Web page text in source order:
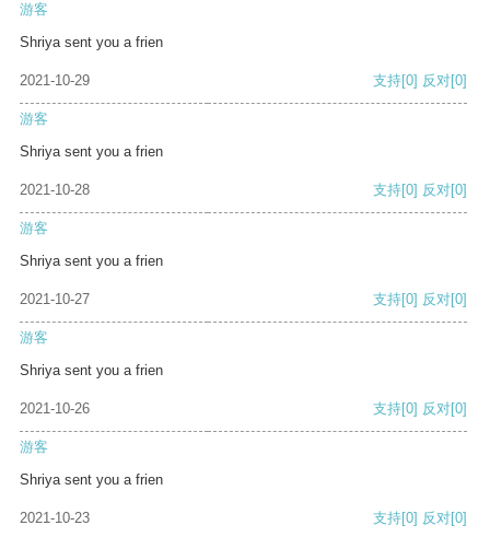
游客
Shriya sent you a frien
2021-10-29 支持[0] 反对[0]
游客
Shriya sent you a frien
2021-10-28 支持[0] 反对[0]
游客
Shriya sent you a frien
2021-10-27 支持[0] 反对[0]
游客
Shriya sent you a frien
2021-10-26 支持[0] 反对[0]
游客
Shriya sent you a frien
2021-10-23 支持[0] 反对[0]